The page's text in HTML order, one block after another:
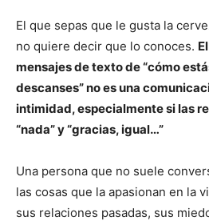
El que sepas que le gusta la
no quiere decir que lo conoces.
mensajes de texto de “cómo
descanses” no es una
intimidad, especialmente si las
“nada” y “gracias, igual…”
Una persona que no suele
las cosas que la apasionan en la
sus relaciones pasadas, sus